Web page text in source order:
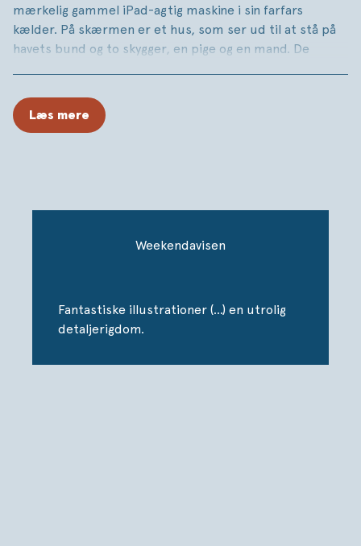
mærkelig gammel iPad-agtig maskine i sin farfars
kælder. På skærmen er et hus, som ser ud til at stå på
havets bund og to skygger, en pige og en mand. De
og hvad er på skærmen. Intens metafiktion, der
udfordrer børns forestillinger om verden.
Læs mere
Weekendavisen
Fantastiske illustrationer (...) en utrolig
detaljerigdom.